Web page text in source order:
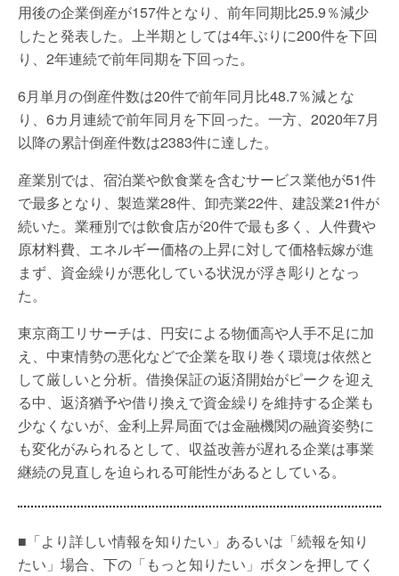
用後の企業倒産が157件となり、前年同期比25.9％減少
したと発表した。上半期としては4年ぶりに200件を下回
り、2年連続で前年同期を下回った。
6月単月の倒産件数は20件で前年同月比48.7％減とな
り、6カ月連続で前年同月を下回った。一方、2020年7月
以降の累計倒産件数は2383件に達した。
産業別では、宿泊業や飲食業を含むサービス業他が51件
で最多となり、製造業28件、卸売業22件、建設業21件が
続いた。業種別では飲食店が20件で最も多く、人件費や
原材料費、エネルギー価格の上昇に対して価格転嫁が進
まず、資金繰りが悪化している状況が浮き彫りとなっ
た。
東京商工リサーチは、円安による物価高や人手不足に加
え、中東情勢の悪化などで企業を取り巻く環境は依然と
して厳しいと分析。借換保証の返済開始がピークを迎え
る中、返済猶予や借り換えで資金繰りを維持する企業も
少なくないが、金利上昇局面では金融機関の融資姿勢に
も変化がみられるとして、収益改善が遅れる企業は事業
継続の見直しを迫られる可能性があるとしている。
■「より詳しい情報を知りたい」あるいは「続報を知り
たい」場合、下の「もっと知りたい」ボタンを押してく